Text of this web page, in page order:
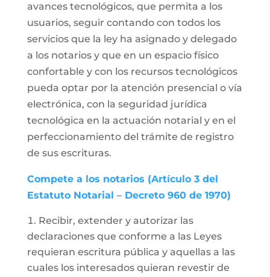
avances tecnológicos, que permita a los
usuarios, seguir contando con todos los
servicios que la ley ha asignado y delegado
a los notarios y que en un espacio físico
confortable y con los recursos tecnológicos
pueda optar por la atención presencial o vía
electrónica, con la seguridad jurídica
tecnológica en la actuación notarial y en el
perfeccionamiento del trámite de registro
de sus escrituras.
Compete a los notarios (Artículo 3 del
Estatuto Notarial – Decreto 960 de 1970)
Recibir, extender y autorizar las
declaraciones que conforme a las Leyes
requieran escritura pública y aquellas a las
cuales los interesados quieran revestir de